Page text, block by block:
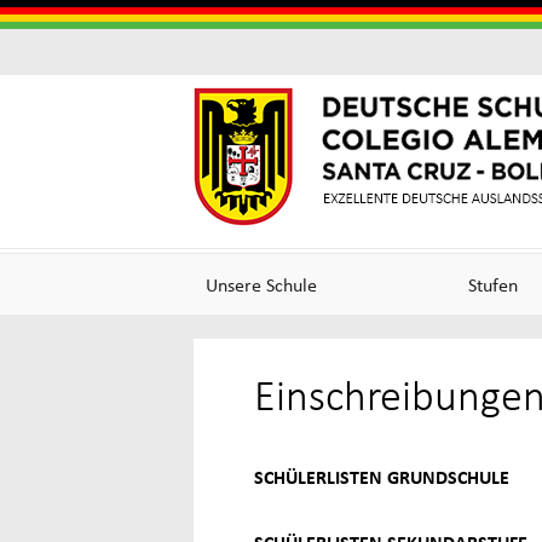
Aleman
Cruz
Alemán
Unsere Schule Stufen
SCHÜLERLISTEN GRUNDSCHULE